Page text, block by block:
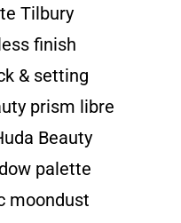
Tilbury
finish
& setting
prism libre
Beauty
palette
moondust